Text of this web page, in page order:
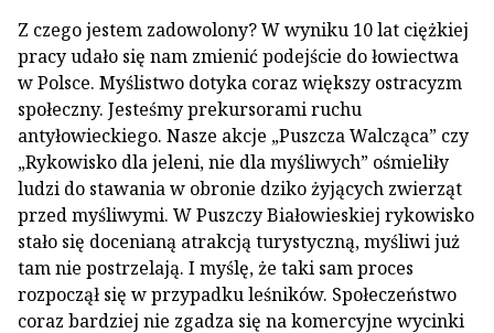
Z czego jestem zadowolony? W wyniku 10 lat ciężkiej
pracy udało się nam zmienić podejście do łowiectwa
w Polsce. Myślistwo dotyka coraz większy ostracyzm
społeczny. Jesteśmy prekursorami ruchu
antyłowieckiego. Nasze akcje „Puszcza Walcząca” czy
„Rykowisko dla jeleni, nie dla myśliwych” ośmieliły
ludzi do stawania w obronie dziko żyjących zwierząt
przed myśliwymi. W Puszczy Białowieskiej rykowisko
stało się docenianą atrakcją turystyczną, myśliwi już
tam nie postrzelają. I myślę, że taki sam proces
rozpoczął się w przypadku leśników. Społeczeństwo
coraz bardziej nie zgadza się na komercyjne wycinki